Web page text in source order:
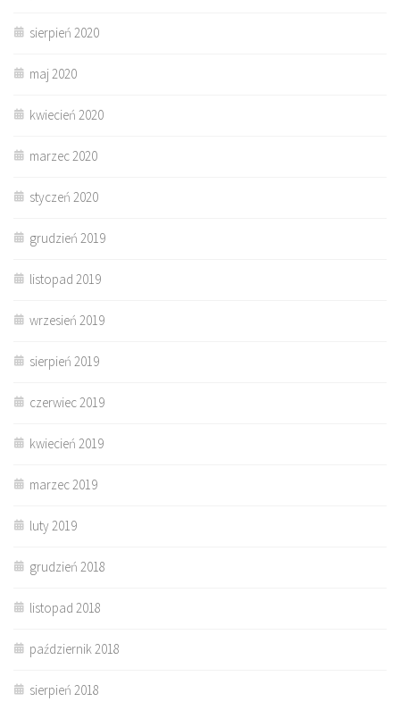
sierpień 2020
maj 2020
kwiecień 2020
marzec 2020
styczeń 2020
grudzień 2019
listopad 2019
wrzesień 2019
sierpień 2019
czerwiec 2019
kwiecień 2019
marzec 2019
luty 2019
grudzień 2018
listopad 2018
październik 2018
sierpień 2018